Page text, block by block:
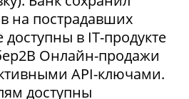
на пострадавших
доступны в IT-продукте
Онлайн-продажи
API-ключами.
доступны